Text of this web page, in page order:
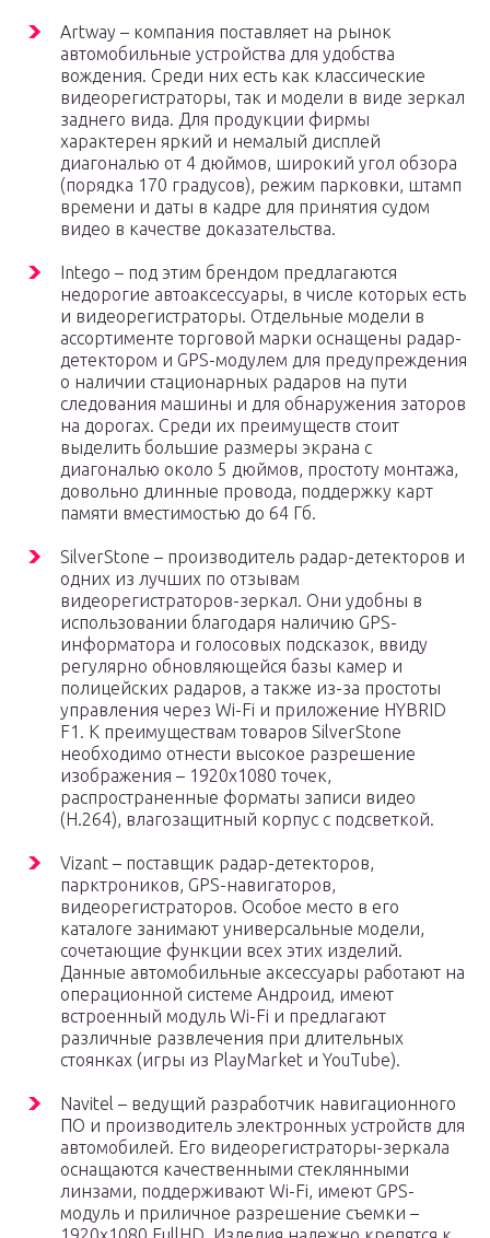
Artway – компания поставляет на рынок
автомобильные устройства для удобства
вождения. Среди них есть как классические
видеорегистраторы, так и модели в виде зеркал
заднего вида. Для продукции фирмы
характерен яркий и немалый дисплей
диагональю от 4 дюймов, широкий угол обзора
(порядка 170 градусов), режим парковки, штамп
времени и даты в кадре для принятия судом
видео в качестве доказательства.
Intego – под этим брендом предлагаются
недорогие автоаксессуары, в числе которых есть
и видеорегистраторы. Отдельные модели в
ассортименте торговой марки оснащены радар-
детектором и GPS-модулем для предупреждения
о наличии стационарных радаров на пути
следования машины и для обнаружения заторов
на дорогах. Среди их преимуществ стоит
выделить большие размеры экрана с
диагональю около 5 дюймов, простоту монтажа,
довольно длинные провода, поддержку карт
памяти вместимостью до 64 Гб.
SilverStone – производитель радар-детекторов и
одних из лучших по отзывам
видеорегистраторов-зеркал. Они удобны в
использовании благодаря наличию GPS-
информатора и голосовых подсказок, ввиду
регулярно обновляющейся базы камер и
полицейских радаров, а также из-за простоты
управления через Wi-Fi и приложение HYBRID
F1. К преимуществам товаров SilverStone
необходимо отнести высокое разрешение
изображения – 1920х1080 точек,
распространенные форматы записи видео
(H.264), влагозащитный корпус с подсветкой.
Vizant – поставщик радар-детекторов,
парктроников, GPS-навигаторов,
видеорегистраторов. Особое место в его
каталоге занимают универсальные модели,
сочетающие функции всех этих изделий.
Данные автомобильные аксессуары работают на
операционной системе Андроид, имеют
встроенный модуль Wi-Fi и предлагают
различные развлечения при длительных
стоянках (игры из PlayMarket и YouTube).
Navitel – ведущий разработчик навигационного
ПО и производитель электронных устройств для
автомобилей. Его видеорегистраторы-зеркала
оснащаются качественными стеклянными
линзами, поддерживают Wi-Fi, имеют GPS-
модуль и приличное разрешение съемки –